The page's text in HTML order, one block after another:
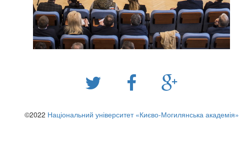
©2022 Національний університет «Києво-Могилянська академія»